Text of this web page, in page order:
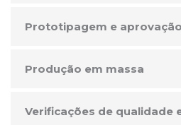
Prototipagem e aprovação
Produção em massa
Verificações de qualidade